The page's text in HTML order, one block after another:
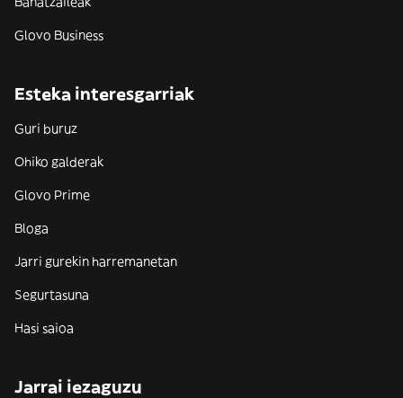
Glovo Business
Esteka interesgarriak
Guri buruz
Ohiko galderak
Glovo Prime
Bloga
Jarri gurekin harremanetan
Segurtasuna
Hasi saioa
Jarrai iezaguzu